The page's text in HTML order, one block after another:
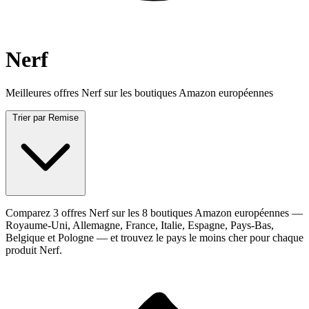
Nerf
Meilleures offres Nerf sur les boutiques Amazon européennes
Trier par Remise
Comparez 3 offres Nerf sur les 8 boutiques Amazon européennes —
Royaume-Uni, Allemagne, France, Italie, Espagne, Pays-Bas,
Belgique et Pologne — et trouvez le pays le moins cher pour chaque
produit Nerf.